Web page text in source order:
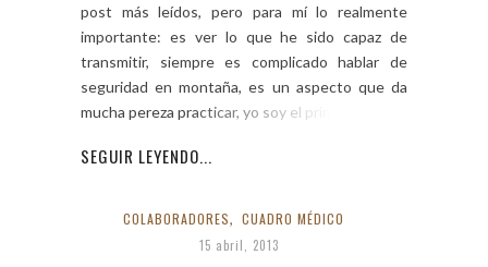
post más leídos, pero para mí lo realmente
importante: es ver lo que he sido capaz de
transmitir, siempre es complicado hablar de
seguridad en montaña, es un aspecto que da
mucha pereza practicar, yo soy el primero […]
SEGUIR LEYENDO...
COLABORADORES, CUADRO MÉDICO
15 abril, 2013